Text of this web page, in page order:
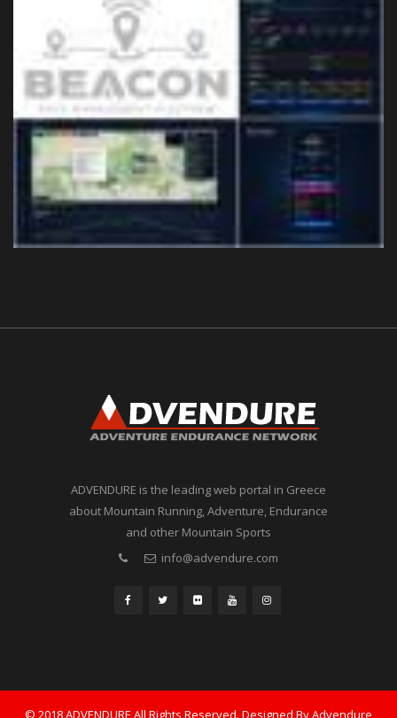
ADVENDURE is the leading web portal in Greece
about Mountain Running, Adventure, Endurance
and other Mountain Sports
info@advendure.com
© 2018 ADVENDURE All Rights Reserved. Designed By Advendure